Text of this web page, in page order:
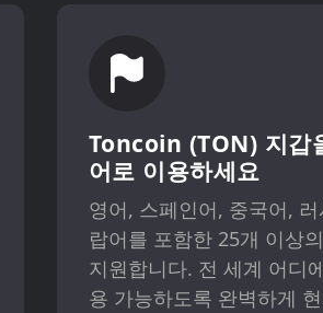
Toncoin (TON) 지갑
어로 이용하세요
영어, 스페인어, 중국어,
랍어를 포함한 25개 이상
지원합니다. 전 세계 어디
용 가능하도록 완벽하게